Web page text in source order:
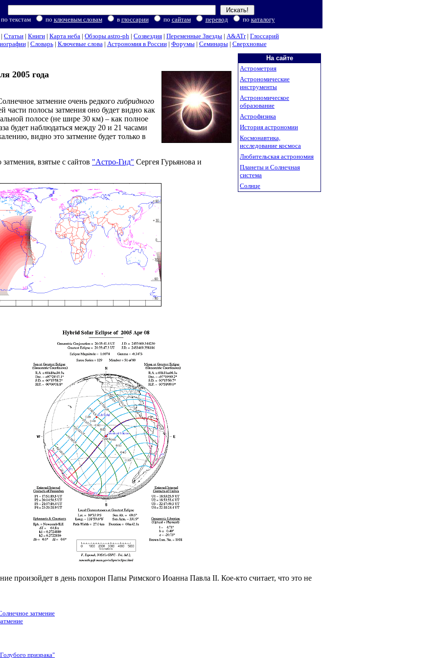
по текстам по ключевым словам в глоссарии по сайтам перевод по каталогу
| Статьи | Книги | Карта неба | Обзоры astro-ph | Созвездия | Переменные Звезды | A&ATr| Глоссарий
| Словарь| Ключевые слова| Астрономия в России| Форумы| Семинары| Сверхновые
На сайте
Астрометрия
Астрономические
инструменты
Астрономическое
образование
Астрофизика
История астрономии
Космонавтика,
исследование космоса
Любительская астрономия
Планеты и Солнечная
система
Солнце
2005 года
затмение очень редкого гибридного
части полосы затмения оно будет видно как
полосе (не шире 30 км) – как полное
будет наблюдаться между 20 и 21 часами
видно это затмение будет только в
взятые с сайтов "Астро-Гид" Сергея Гурьянова и
произойдет в день похорон Папы Римского Иоанна Павла II. Кое-кто считает, что это не
затмение
призрака"